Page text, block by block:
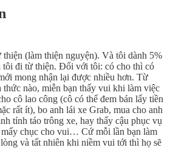
(làm thiện nguyện). Và tôi dành 5%
tôi đi từ thiện. Đối với tôi: có cho thì có
mong nhận lại được nhiều hơn. Từ
nào, miễn bạn thấy vui khi làm việc
cô lao công (cô có thể đem bán lấy tiền
rất ít), bo anh lái xe Grab, mua cho anh
tỉnh táo trông xe, hay thấy cậu phục vụ
chục cho vui… Cứ mỗi lần bạn làm
và tất nhiên khi niềm vui tới thì họ sẽ